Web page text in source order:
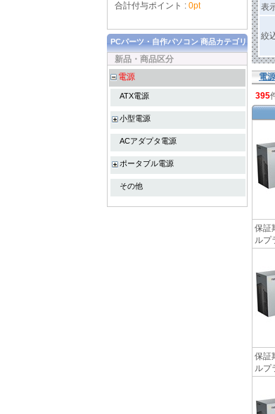
表
絞
電源
395
保証
ルプ
保証
ルプ
合計付与ポイント : 0pt
PCパーツ・自作パソコン 商品カテゴリ
新品・商品区分
電源
ATX電源
小型電源
ACアダプタ電源
ポータブル電源
その他